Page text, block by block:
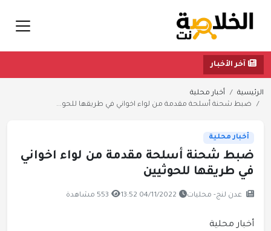
آخر الأخبار
الرئيسية
أخبار محلية
ضبط شحنة أسلحة مقدمة من لواء اخواني في طريقها للحو...
أخبار محلية
ضبط شحنة أسلحة مقدمة من لواء اخواني
في طريقها للحوثيين
عدن لنج- محليات 04/11/2022 13:52 553 مشاهدة
أخبار محلية